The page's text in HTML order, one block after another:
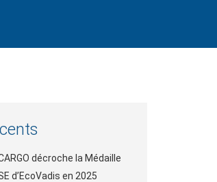
décroche la Médaille
d’EcoVadis en 2025